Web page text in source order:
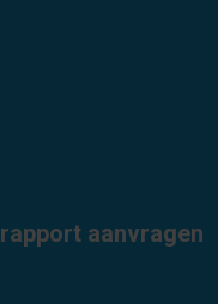
aanvragen